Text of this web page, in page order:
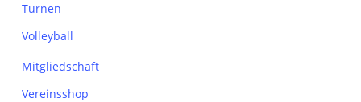
Turnen
Volleyball
Mitgliedschaft
Vereinsshop